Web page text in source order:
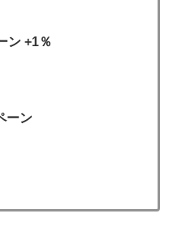
ン +1％
ーン